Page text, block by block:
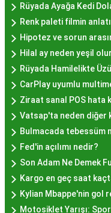
Hayır lokması
mekanlara ve
gösterir. Genellikle
lokmalarının
kalitesiyle uyumlu
farklı mekanlarda
değerlendirerek,
bulabilirsiniz.
Hayır
Edilmeli?
Rüyada Ayağa Kedi
Renk paleti filmin
Hipotez ve sorun
Hilal ay neden yeşil
Rüyada Hamilelikte
CarPlay uyumlu
Ziraat sanal POS hata
Vatsap'ta neden diğer
Bulmacada tebessüm
Fed'in açılımı nedir?
Son Adam Ne Demek
Kargo en geç saat
Kylian Mbappe'nin gol
Motosiklet Yarışı: